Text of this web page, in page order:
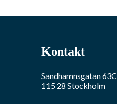
Kontakt
Sandhamnsgatan 63C
115 28 Stockholm